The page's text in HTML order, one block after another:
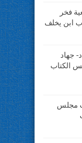
فخر
ابن يخلف
جهاد
الكتاب
مجلس